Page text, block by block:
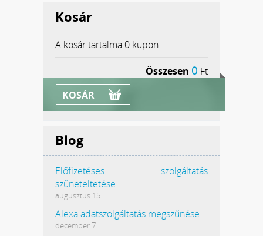
Kosár
A kosár tartalma 0 kupon.
Összesen 0 Ft
KOSÁR
Blog
Előfizetéses szolgáltatás
szüneteltetése
augusztus 15.
Alexa adatszolgáltatás megszűnése
december 7.